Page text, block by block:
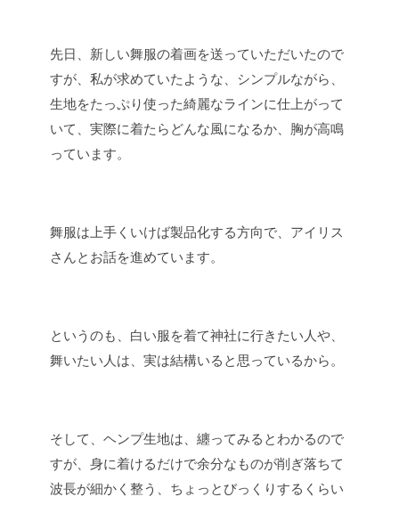
先日、新しい舞服の着画を送っていただいたので
すが、私が求めていたような、シンプルながら、
生地をたっぷり使った綺麗なラインに仕上がって
いて、実際に着たらどんな風になるか、胸が高鳴
っています。
舞服は上手くいけば製品化する方向で、アイリス
さんとお話を進めています。
というのも、白い服を着て神社に行きたい人や、
舞いたい人は、実は結構いると思っているから。
そして、ヘンプ生地は、纏ってみるとわかるので
すが、身に着けるだけで余分なものが削ぎ落ちて
波長が細かく整う、ちょっとびっくりするくらい